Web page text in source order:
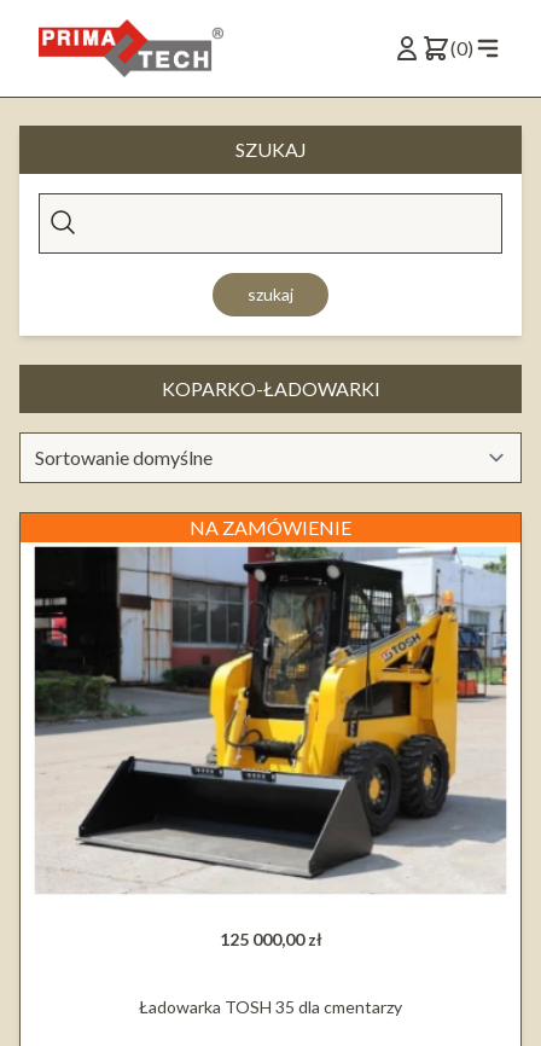
(0)
SZUKAJ
szukaj
KOPARKO-ŁADOWARKI
NA ZAMÓWIENIE
125 000,00 zł
Ładowarka TOSH 35 dla cmentarzy